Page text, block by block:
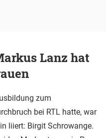
Lanz hat
zum
bei RTL hatte, war
liiert: Birgit Schrowange.